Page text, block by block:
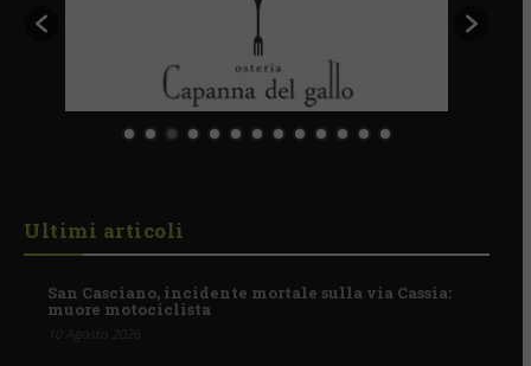
Ultimi articoli
San Casciano, incidente mortale sulla via Cassia:
muore motociclista
10 Agosto 2026